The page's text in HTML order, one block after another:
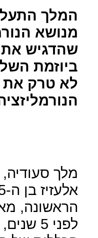
המלך
מנושא
שהדגיש את
ביוזמת
לא טרק את
מלך
הראשונה,
לפני 5